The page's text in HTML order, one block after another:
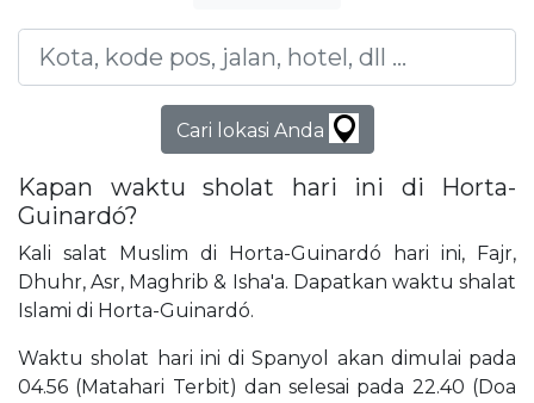
Cari lokasi Anda
Kapan waktu sholat hari ini di Horta-
Guinardó?
Kali salat Muslim di Horta-Guinardó hari ini, Fajr,
Dhuhr, Asr, Maghrib & Isha'a. Dapatkan waktu shalat
Islami di Horta-Guinardó.
Waktu sholat hari ini di Spanyol akan dimulai pada
04.56 (Matahari Terbit) dan selesai pada 22.40 (Doa